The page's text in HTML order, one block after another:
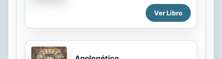
Desde la practica del perdon hasta el
extasis de hacer el amor, asi como la
historia que usted y su conyuge
forman juntos, todo en su
Ver Libro